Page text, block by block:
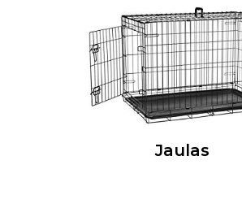
Jaulas